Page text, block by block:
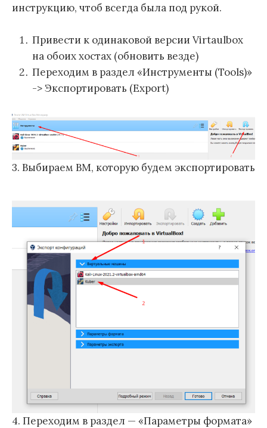
инструкцию, чтоб всегда была под рукой.
Привести к одинаковой версии Virtaulbox
на обоих хостах (обновить везде)
Переходим в раздел «Инструменты (Tools)»
-> Экспортировать (Export)
3. Выбираем ВМ, которую будем экспортировать
4. Переходим в раздел — «Параметры формата»